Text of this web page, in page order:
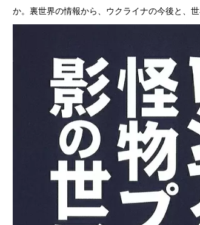
か。裏世界の情報から、ウクライナの今後と、